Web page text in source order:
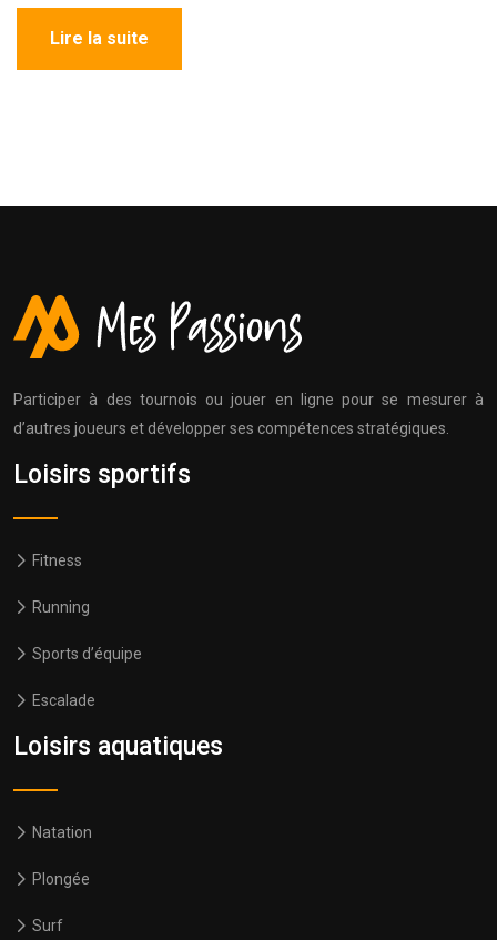
Lire la suite
Participer à des tournois ou jouer en ligne pour se mesurer à
d’autres joueurs et développer ses compétences stratégiques.
Loisirs sportifs
Fitness
Running
Sports d’équipe
Escalade
Loisirs aquatiques
Natation
Plongée
Surf